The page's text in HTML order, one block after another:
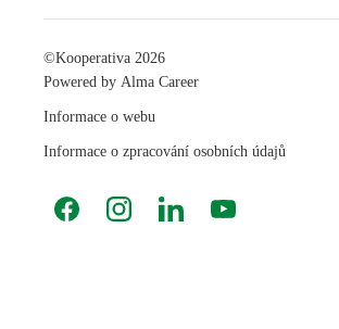
©Kooperativa 2026
Powered by Alma Career
Informace o webu
Informace o zpracování osobních údajů
FacebookInstagramLinkedInYouTube